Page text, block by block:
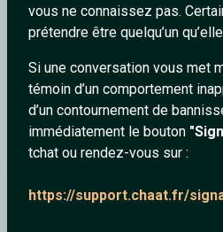
vous ne connaissez pas.
prétendre être quelqu’un
Si une conversation vous met
témoin d’un comportement
d’un contournement de
immédiatement le bouton
tchat ou rendez-vous sur :
https://support.chaat.fr/
Jali - Sel Et Citron